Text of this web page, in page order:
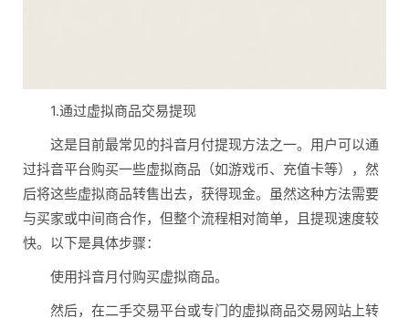
1.通过虚拟商品交易提现
这是目前最常见的抖音月付提现方法之一。用户可以通
过抖音平台购买一些虚拟商品（如游戏币、充值卡等），然
后将这些虚拟商品转售出去，获得现金。虽然这种方法需要
与买家或中间商合作，但整个流程相对简单，且提现速度较
快。以下是具体步骤：
使用抖音月付购买虚拟商品。
然后，在二手交易平台或专门的虚拟商品交易网站上转